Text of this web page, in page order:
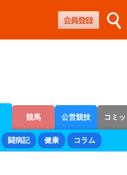
競馬 公営競技 コミ
闘病記 健康 コラム